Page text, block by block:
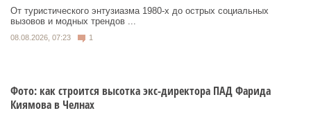
От туристического энтузиазма 1980‑х до острых социальных
вызовов и модных трендов ...
08.08.2026, 07:23 1
Фото: как строится высотка экс-директора ПАД Фарида
Киямова в Челнах